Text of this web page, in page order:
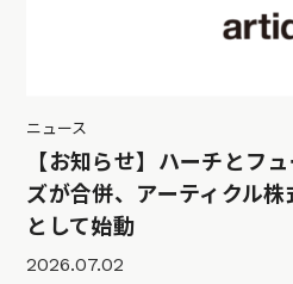
ニュース
【お知らせ】ハーチとフ
ズが合併、アーティクル
として始動
2026.07.02